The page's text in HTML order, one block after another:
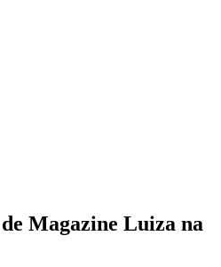
Magazine Luiza na